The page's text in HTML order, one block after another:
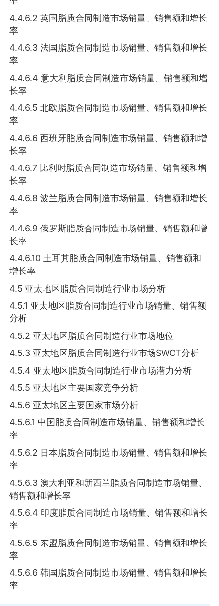
4.4.6.2 英国脂质合同制造市场销量、销售额和增长
率
4.4.6.3 法国脂质合同制造市场销量、销售额和增长
率
4.4.6.4 意大利脂质合同制造市场销量、销售额和增
长率
4.4.6.5 北欧脂质合同制造市场销量、销售额和增长
率
4.4.6.6 西班牙脂质合同制造市场销量、销售额和增
长率
4.4.6.7 比利时脂质合同制造市场销量、销售额和增
长率
4.4.6.8 波兰脂质合同制造市场销量、销售额和增长
率
4.4.6.9 俄罗斯脂质合同制造市场销量、销售额和增
长率
4.4.6.10 土耳其脂质合同制造市场销量、销售额和
增长率
4.5 亚太地区脂质合同制造行业市场分析
4.5.1 亚太地区脂质合同制造行业市场销量、销售额
分析
4.5.2 亚太地区脂质合同制造行业市场地位
4.5.3 亚太地区脂质合同制造行业市场SWOT分析
4.5.4 亚太地区脂质合同制造行业市场潜力分析
4.5.5 亚太地区主要国家竞争分析
4.5.6 亚太地区主要国家市场分析
4.5.6.1 中国脂质合同制造市场销量、销售额和增长
率
4.5.6.2 日本脂质合同制造市场销量、销售额和增长
率
4.5.6.3 澳大利亚和新西兰脂质合同制造市场销量、
销售额和增长率
4.5.6.4 印度脂质合同制造市场销量、销售额和增长
率
4.5.6.5 东盟脂质合同制造市场销量、销售额和增长
率
4.5.6.6 韩国脂质合同制造市场销量、销售额和增长
率